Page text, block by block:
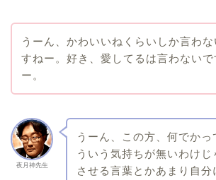
うーん、かわいいねくらいしか言わな
すねー。好き、愛してるは言わないで
ー。
夜月神先生
うーん、この方、何でかっ
ういう気持ちが無いわけ
させる言葉とかあまり自分